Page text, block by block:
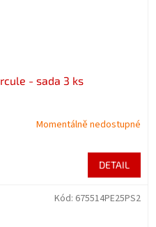
- sada 3 ks
Momentálně nedostupné
DETAIL
Kód: 675514PE25PS2